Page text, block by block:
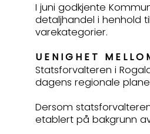
I juni godkjente
detaljhandel i henhold
varekategorier.
UENIGHET
Statsforvalteren i
dagens regionale
Dersom
etablert på bakgrunn